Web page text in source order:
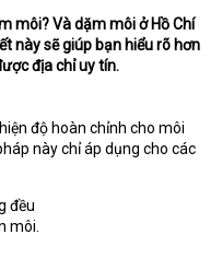
môi? Và dặm môi ở Hồ Chí
này sẽ giúp bạn hiểu rõ hơn
địa chỉ uy tín.
độ hoàn chỉnh cho môi
này chỉ áp dụng cho các
đều
môi.